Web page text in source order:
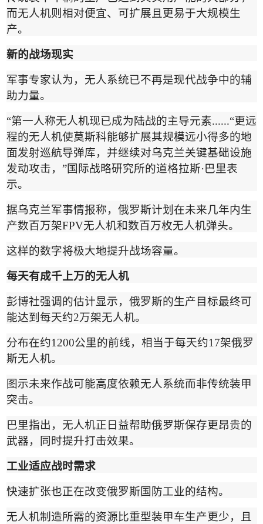
而无人机则相对便宜、可扩展且更易于大规模生
产。
新的战场现实
军事专家认为，无人系统已不再是现代战争中的辅
助力量。
“第一人称无人机现已成为陆战的主导元素......“更远
程的无人机使莫斯科能够扩展其规模远小得多的地
面发射巡航导弹库，并继续对乌克兰关键基础设施
发动攻击， ”国际战略研究所的道格拉斯·巴里表
示。
据乌克兰军事情报称，俄罗斯计划在未来几年内生
产数百万架FPV无人机和数百万枚无人机弹头。
这样的数字将极大地提升战场容量。
每天有成千上万的无人机
彭博社强调的估计显示，俄罗斯的生产目标最终可
能达到每天约2万架无人机。
分布在约1200公里的前线，相当于每天约17架俄罗
斯无人机。
图示未来作战可能高度依赖无人系统而非传统装甲
突击。
巴里指出，无人机正日益帮助俄罗斯保存更昂贵的
武器，同时提升打击效果。
工业适应战时需求
快速扩张也正在改变俄罗斯国防工业的结构。
无人机制造所需的资源比重型装甲车生产更少，且